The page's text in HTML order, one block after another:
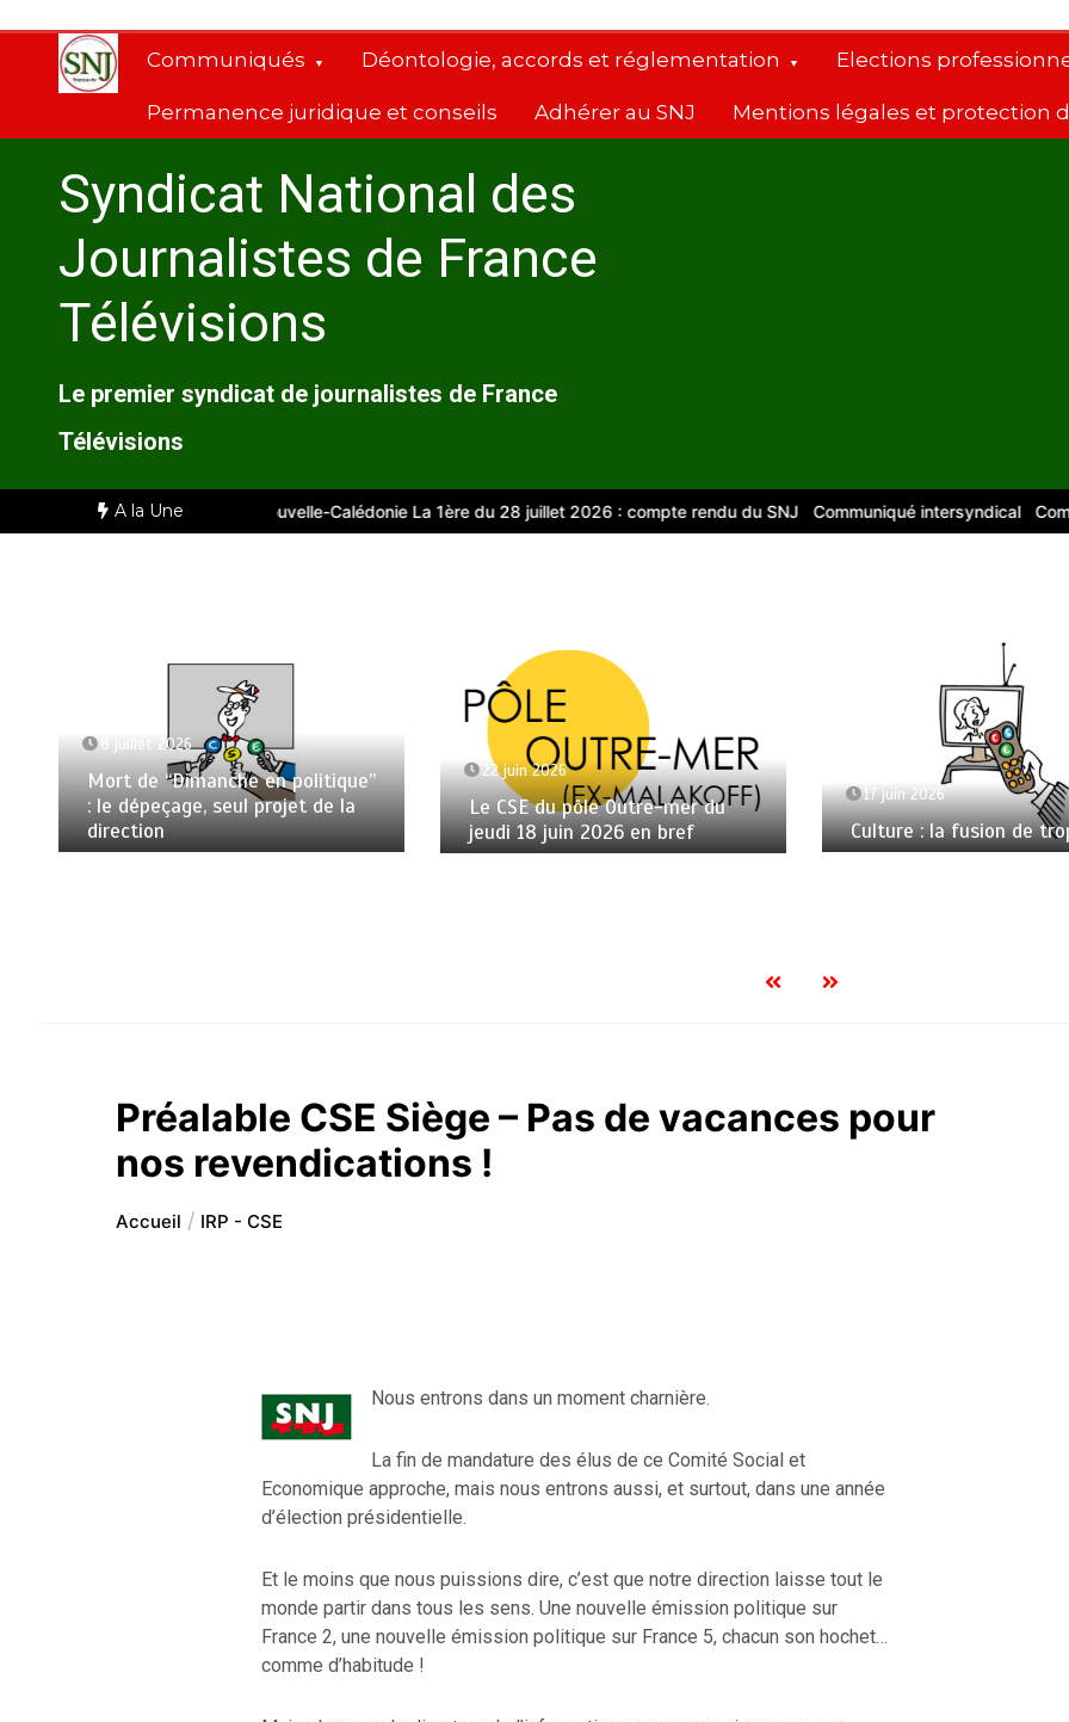
contenu
Communiqués Déontologie, accords et réglementation Elections
Permanence juridique et conseils Adhérer au SNJ Mentions légales et protection
Syndicat National des
Journalistes de France
Télévisions
Le premier syndicat de journalistes de France
Télévisions
A la Une
Comité d’entreprise de Nouvelle-Calédonie La 1ère du 28 juillet 2026 : compte rendu du SNJ Communiqué intersyndical Compte-
8 juillet 2026
Mort de “Dimanche en politique”
: le dépeçage, seul projet de la
direction
22 juin 2026
Le CSE du pôle Outre-mer du
jeudi 18 juin 2026 en bref
17 juin 2026
Culture : la fusion de
Préalable CSE Siège – Pas de vacances pour
nos revendications !
Accueil IRP - CSE
Nous entrons dans un moment charnière.
La fin de mandature des élus de ce Comité Social et
Economique approche, mais nous entrons aussi, et surtout, dans une année
d’élection présidentielle.
Et le moins que nous puissions dire, c’est que notre direction laisse tout le
monde partir dans tous les sens. Une nouvelle émission politique sur
France 2, une nouvelle émission politique sur France 5, chacun son hochet…
comme d’habitude !